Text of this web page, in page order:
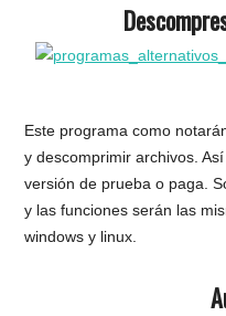
Este programa como
y descomprimir archivos.
versión de prueba o paga.
y las funciones serán las
windows y linux.